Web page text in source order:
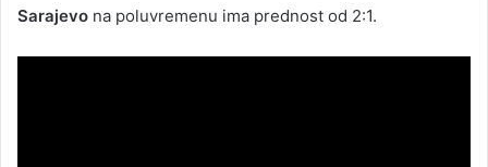
Sarajevo na poluvremenu ima prednost od 2:1.